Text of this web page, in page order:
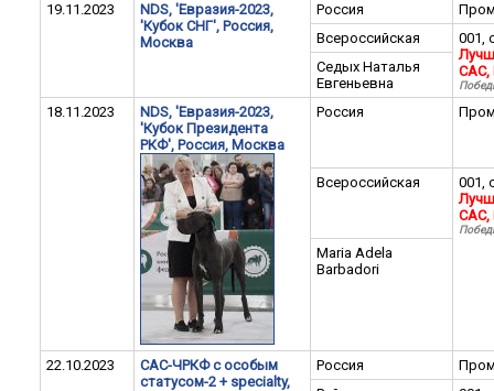
19.11.2023
NDS, 'Евразия-2023,
'Кубок СНГ', Россия,
Москва
Россия
Всероссийская
001,
Седых Наталья
Евгеньевна
18.11.2023
NDS, 'Евразия-2023,
'Кубок Президента
РКФ', Россия, Москва
Россия
Всероссийская
001,
Maria Adela
Barbadori
22.10.2023
САС-ЧРКФ с особым
статусом-2 + specialty,
Россия